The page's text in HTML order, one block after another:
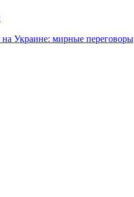
на Украине: мирные переговоры